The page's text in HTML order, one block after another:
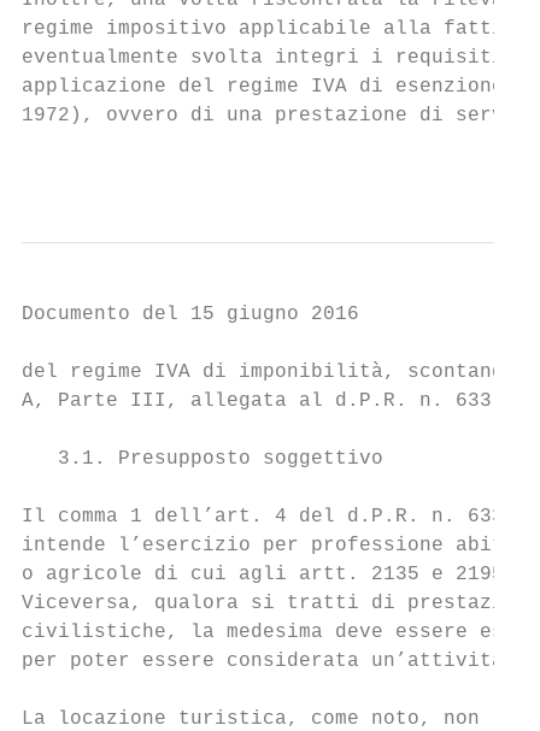
regime impositivo applicabile alla
eventualmente svolta integri i requisiti di
applicazione del regime IVA di
1972), ovvero di una prestazione di
Documento del 15 giugno 2016
del regime IVA di imponibilità, scontando
A, Parte III, allegata al d.P.R. n. 633 del
   3.1. Presupposto soggettivo
Il comma 1 dell’art. 4 del d.P.R. n. 633
intende l’esercizio per professione
o agricole di cui agli artt. 2135 e 2195
Viceversa, qualora si tratti di
civilistiche, la medesima deve essere
per poter essere considerata un’attività
La locazione turistica, come noto, non